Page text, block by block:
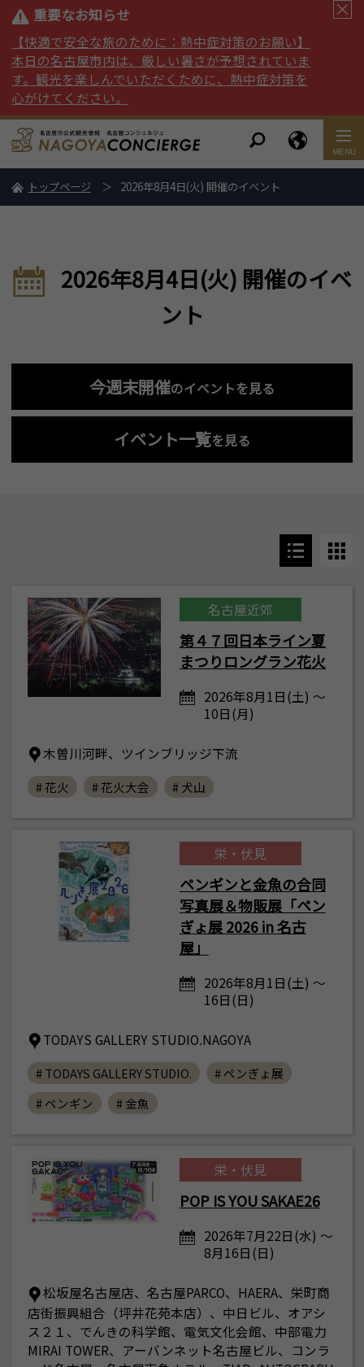
重要なお知らせ
【快適で安全な旅のために：熱中症対策のお願い】
本日の名古屋市内は、厳しい暑さが予想されていま
す。観光を楽しんでいただくために、熱中症対策を
心がけてください。
トップページ 2026年8月4日(火) 開催のイベント
2026年8月4日(火) 開催のイベ
ント
今週末開催のイベントを見る
イベント一覧を見る
名古屋近郊
第４７回日本ライン夏
まつりロングラン花火
2026年8月1日(土) ～
10日(月)
木曽川河畔、ツインブリッジ下流
# 花火 # 花火大会 # 犬山
栄・伏見
ペンギンと金魚の合同
写真展＆物販展「ペン
ぎょ展 2026 in 名古
屋」
2026年8月1日(土) ～
16日(日)
TODAYS GALLERY STUDIO.NAGOYA
# TODAYS GALLERY STUDIO.
# ペンぎょ展
# ペンギン
# 金魚
栄・伏見
POP IS YOU SAKAE26
2026年7月22日(水) ～
8月16日(日)
松坂屋名古屋店、名古屋PARCO、HAERA、栄町商
店街振興組合（坪井花苑本店）、中日ビル、オアシ
ス２１、でんきの科学館、電気文化会館、中部電力
MIRAI TOWER、アーバンネット名古屋ビル、コンラ